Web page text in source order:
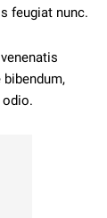
feugiat nunc.